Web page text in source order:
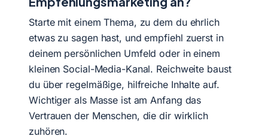
Starte mit einem Thema, zu dem du ehrlich
etwas zu sagen hast, und empfiehl zuerst in
deinem persönlichen Umfeld oder in einem
kleinen Social-Media-Kanal. Reichweite baust
du über regelmäßige, hilfreiche Inhalte auf.
Wichtiger als Masse ist am Anfang das
Vertrauen der Menschen, die dir wirklich
zuhören.